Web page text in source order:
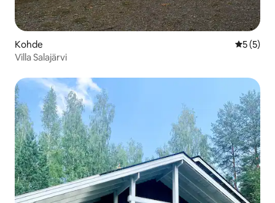
Kohde
5 (5)
Villa Salajärvi